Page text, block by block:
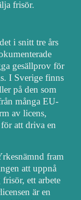
frisör.
i snitt tre års
gesällprov för
I Sverige finns
på den som
många EU-
av licens,
att driva en
fram
att uppnå
ett arbete
är en